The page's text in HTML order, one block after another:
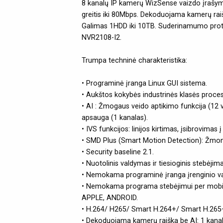
8 kanalų IP kamerų WizSense vaizdo
greitis iki 80Mbps. Dekoduojama kamerų
Galimas 1HDD iki 10TB. Suderinamumo
NVR2108-I2.
Trumpa techninė charakteristika:
• Programinė įranga Linux GUI sistema.
• Aukštos kokybės industrinės klasės
• AI : Žmogaus veido aptikimo funkcija (12
apsauga (1 kanalas).
• IVS funkcijos: linijos kirtimas,
• SMD Plus (Smart Motion Detection):
• Security baseline 2.1.
• Nuotolinis valdymas ir tiesioginis
• Nemokama programinė įranga įrenginio
• Nemokama programa stebėjimui per
APPLE, ANDROID.
• H.264/ H265/ Smart H.264+/ Smart
• Dekoduojama kamerų raiška be AI: 1